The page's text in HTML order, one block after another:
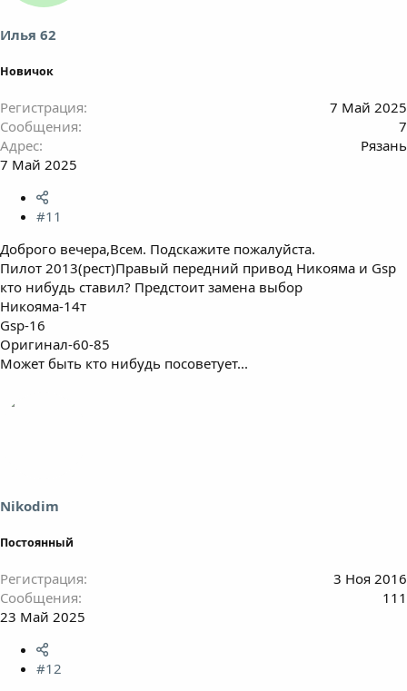
Илья 62
Новичок
Регистрация
7 Май 2025
Сообщения
7
Адрес
Рязань
7 Май 2025
#11
Доброго вечера,Всем. Подскажите пожалуйста.
Пилот 2013(рест)Правый передний привод Никояма и Gsp
кто нибудь ставил? Предстоит замена выбор
Никояма-14т
Gsp-16
Оригинал-60-85
Может быть кто нибудь посоветует...
Nikodim
Постоянный
Регистрация
3 Ноя 2016
Сообщения
111
23 Май 2025
#12